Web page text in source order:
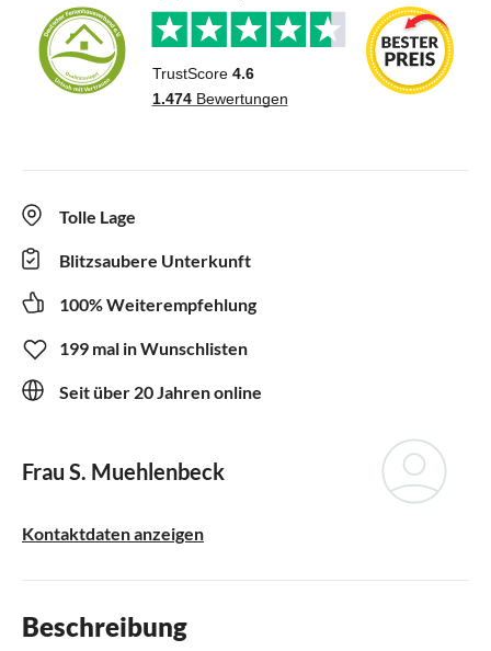
Tolle Lage
Blitzsaubere Unterkunft
100% Weiterempfehlung
199 mal in Wunschlisten
Seit über 20 Jahren online
Frau S. Muehlenbeck
Kontaktdaten anzeigen
Beschreibung